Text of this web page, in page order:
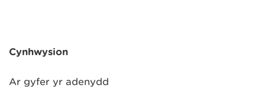
Cynhwysion
Ar gyfer yr adenydd